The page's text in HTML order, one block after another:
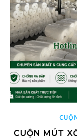
CUỘN MÚT